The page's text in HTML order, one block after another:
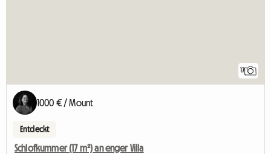
17
1000 € / Mount
Entdeckt
Schlofkummer (17 m²) an enger Villa